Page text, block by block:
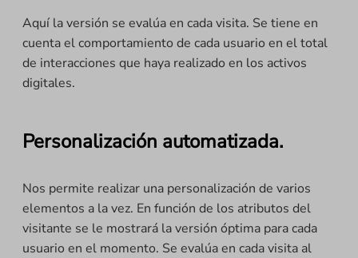
Aquí la versión se evalúa en cada visita. Se tiene en
cuenta el comportamiento de cada usuario en el total
de interacciones que haya realizado en los activos
digitales.
Personalización automatizada.
Nos permite realizar una personalización de varios
elementos a la vez. En función de los atributos del
visitante se le mostrará la versión óptima para cada
usuario en el momento. Se evalúa en cada visita al